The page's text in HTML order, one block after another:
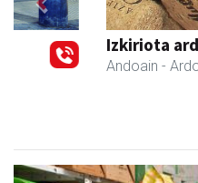
Izkiriota ardoak
Andoain - Ardoak
Previous